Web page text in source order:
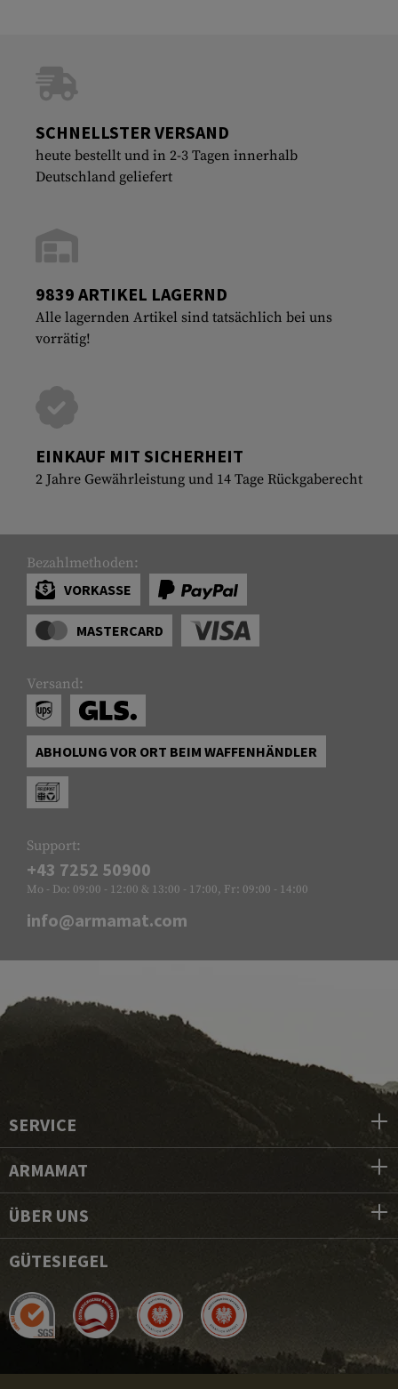
SCHNELLSTER VERSAND
heute bestellt und in 2-3 Tagen innerhalb
Deutschland geliefert
9839 ARTIKEL LAGERND
Alle lagernden Artikel sind tatsächlich bei uns
vorrätig!
EINKAUF MIT SICHERHEIT
2 Jahre Gewährleistung und 14 Tage Rückgaberecht
Bezahlmethoden:
VORKASSE
MASTERCARD
Versand:
ABHOLUNG VOR ORT BEIM WAFFENHÄNDLER
Support:
+43 7252 50900
Mo - Do: 09:00 - 12:00 & 13:00 - 17:00, Fr: 09:00 - 14:00
info@armamat.com
SERVICE
ARMAMAT
ÜBER UNS
GÜTESIEGEL